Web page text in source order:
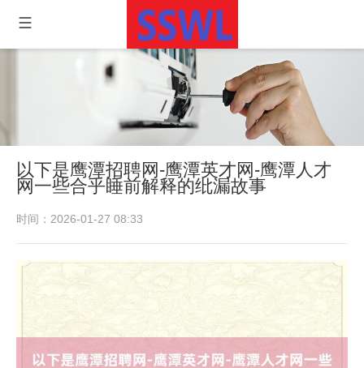
以下是鹰潭招聘网-鹰潭英才网-鹰潭人才
网一些合乎睡前解释的纰漏故事
时间：2026-01-27 08:33